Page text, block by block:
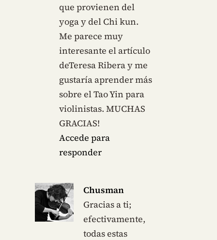
que provienen del
yoga y del Chi kun.
Me parece muy
interesante el artículo
deTeresa Ribera y me
gustaría aprender más
sobre el Tao Yin para
violinistas. MUCHAS
GRACIAS!
Accede para
responder
Chusman
Gracias a ti;
efectivamente,
todas estas